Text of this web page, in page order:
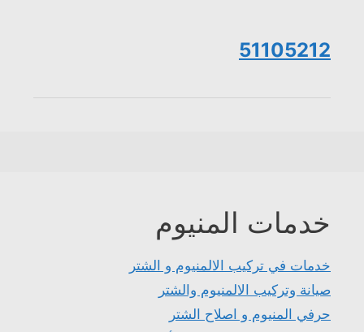
51105212
خدمات المنيوم
خدمات في تركيب الالمنيوم و الشتر
صيانة وتركيب الالمنيوم والشتر
حرفي المنيوم و اصلاح الشتر